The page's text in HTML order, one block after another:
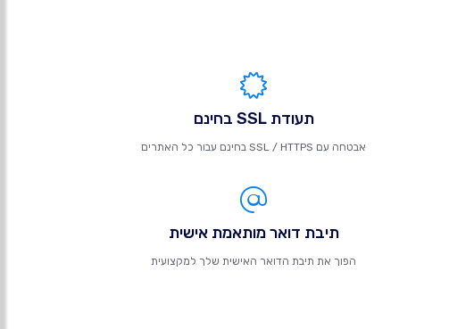
תעודת SSL בחינם
אבטחה עם SSL / HTTPS בחינם עבור כל האתרים
תיבת דואר מותאמת אישית
הפוך את תיבת הדואר האישית שלך למקצועית